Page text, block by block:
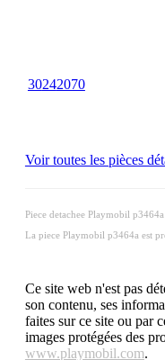
30242070
Voir toutes les pièces
Piece detachee Playmobil
La piece Playmobil p3464a est
Ce site web n'est pas
son contenu, ses
faites sur ce site ou
images protégées des
www.playmobil.com.